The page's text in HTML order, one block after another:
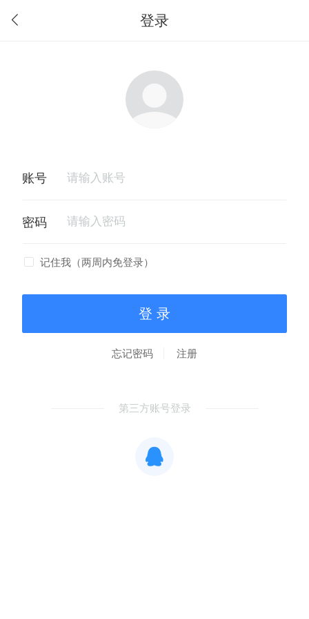
登录
记住我（两周内免登录）
忘记密码 注册
第三方账号登录